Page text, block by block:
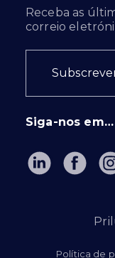
Receba as
correio
Siga-nos em…
Política de